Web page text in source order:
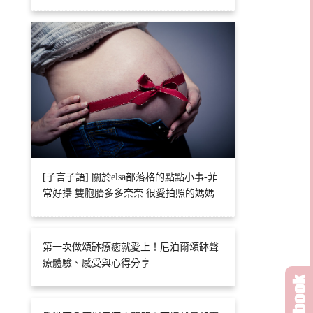
[子言子語] 關於elsa部落格的點點小事-菲
常好攝 雙胞胎多多奈奈 很愛拍照的媽媽
第一次做頌缽療癒就愛上！尼泊爾頌缽聲
療體驗、感受與心得分享